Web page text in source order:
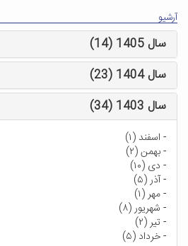
آرشیو
سال 1405 (14)
سال 1404 (23)
سال 1403 (34)
- اسفند (۱)
-بهمن (۲)
- دی (۱۰)
-آذر (۵)
-مهر (۱)
- شهریور (۸)
-تیر (۲)
-خرداد (۵)